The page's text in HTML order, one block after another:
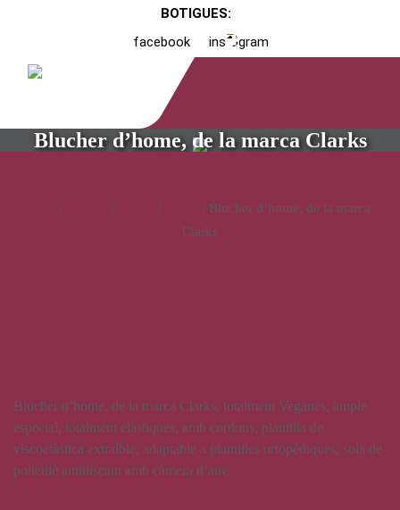
BOTIGUES:
facebook
instagram
Blucher d’home, de la marca Clarks
/ / /
/ Blucher d’home, de la marca
Clarks
Blucher d’home, de la marca Clarks, totalment Veganes, ample
especial, totalment elàstiques, amb cordons, plantilla de
viscoelàstica extraíble, adaptable a plantilles ortopèdiques, sola de
polietilè antilliscant amb càmera d’aire